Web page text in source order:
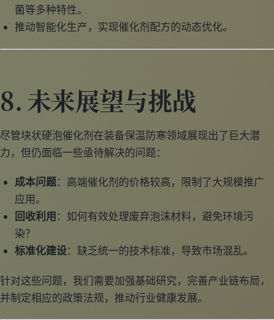
菌等多种特性。
推动智能化生产，实现催化剂配方的动态优化。
8. 未来展望与挑战
尽管块状硬泡催化剂在装备保温防寒领域展现出了巨大潜
力，但仍面临一些亟待解决的问题：
成本问题：高端催化剂的价格较高，限制了大规模推广
应用。
回收利用 ：如何有效处理废弃泡沫材料，避免环境污
染？
标准化建设：缺乏统一的技术标准，导致市场混乱。
针对这些问题，我们需要加强基础研究，完善产业链布局，
并制定相应的政策法规，推动行业健康发展。